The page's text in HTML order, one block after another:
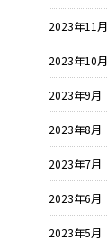
2023年11月
2023年10月
2023年9月
2023年8月
2023年7月
2023年6月
2023年5月